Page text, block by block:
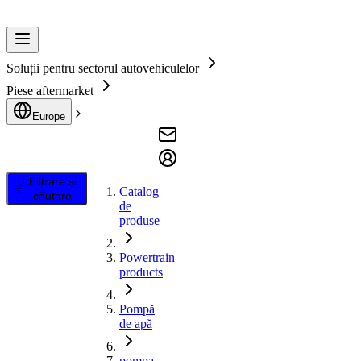
Soluții pentru sectorul autovehiculelor
Piese aftermarket
Europe
Filtrare și
căutare
Catalog
de
produse
Powertrain
products
Pompă
de apă